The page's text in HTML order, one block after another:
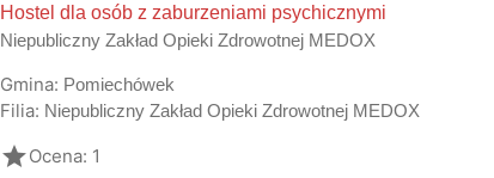
Hostel dla osób z zaburzeniami psychicznymi
Niepubliczny Zakład Opieki Zdrowotnej MEDOX
Gmina: Pomiechówek
Filia: Niepubliczny Zakład Opieki Zdrowotnej MEDOX
gradeOcena: 1